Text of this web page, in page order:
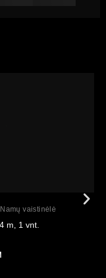
Namų vaistinėlė
m, 1 vnt.